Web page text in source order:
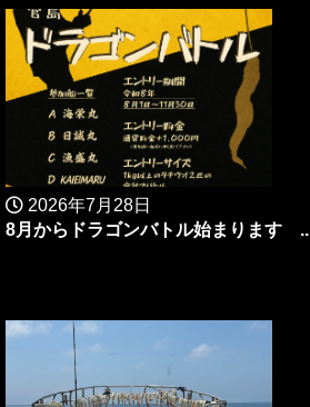
2026年7月28日
8月からドラゴンバトル始まります ..